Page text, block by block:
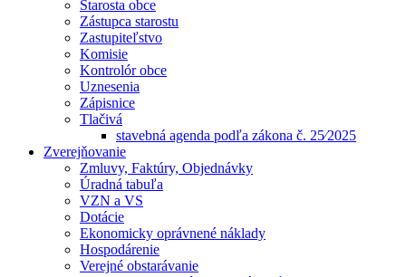
Starosta obce
Zástupca starostu
Zastupiteľstvo
Komisie
Kontrolór obce
Uznesenia
Zápisnice
Tlačivá
stavebná agenda podľa zákona č. 25⁄2025
Zverejňovanie
Zmluvy, Faktúry, Objednávky
Úradná tabuľa
VZN a VS
Dotácie
Ekonomicky oprávnené náklady
Hospodárenie
Verejné obstarávanie